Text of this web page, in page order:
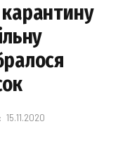
15.11.2020